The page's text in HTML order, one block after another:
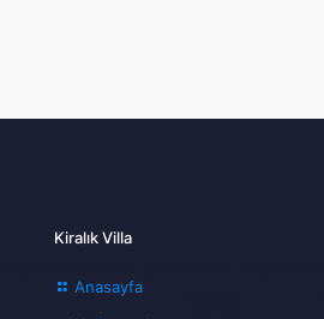
Kiralık Villa
Anasayfa